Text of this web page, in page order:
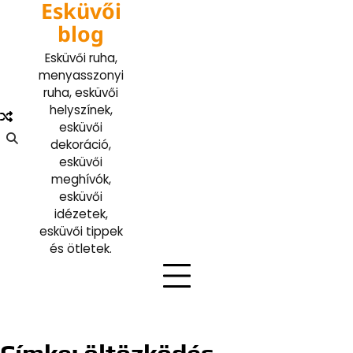
Esküvői
blog
Esküvői ruha,
menyasszonyi
ruha, esküvői
helyszínek,
esküvői
dekoráció,
esküvői
meghívók,
esküvői
idézetek,
esküvői tippek
és ötletek.